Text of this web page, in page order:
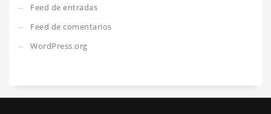
Feed de entradas
Feed de comentarios
WordPress.org